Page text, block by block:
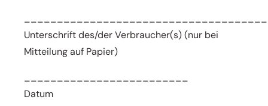
Unterschrift des/der Verbraucher(s) (nur bei
Mitteilung auf Papier)
Datum